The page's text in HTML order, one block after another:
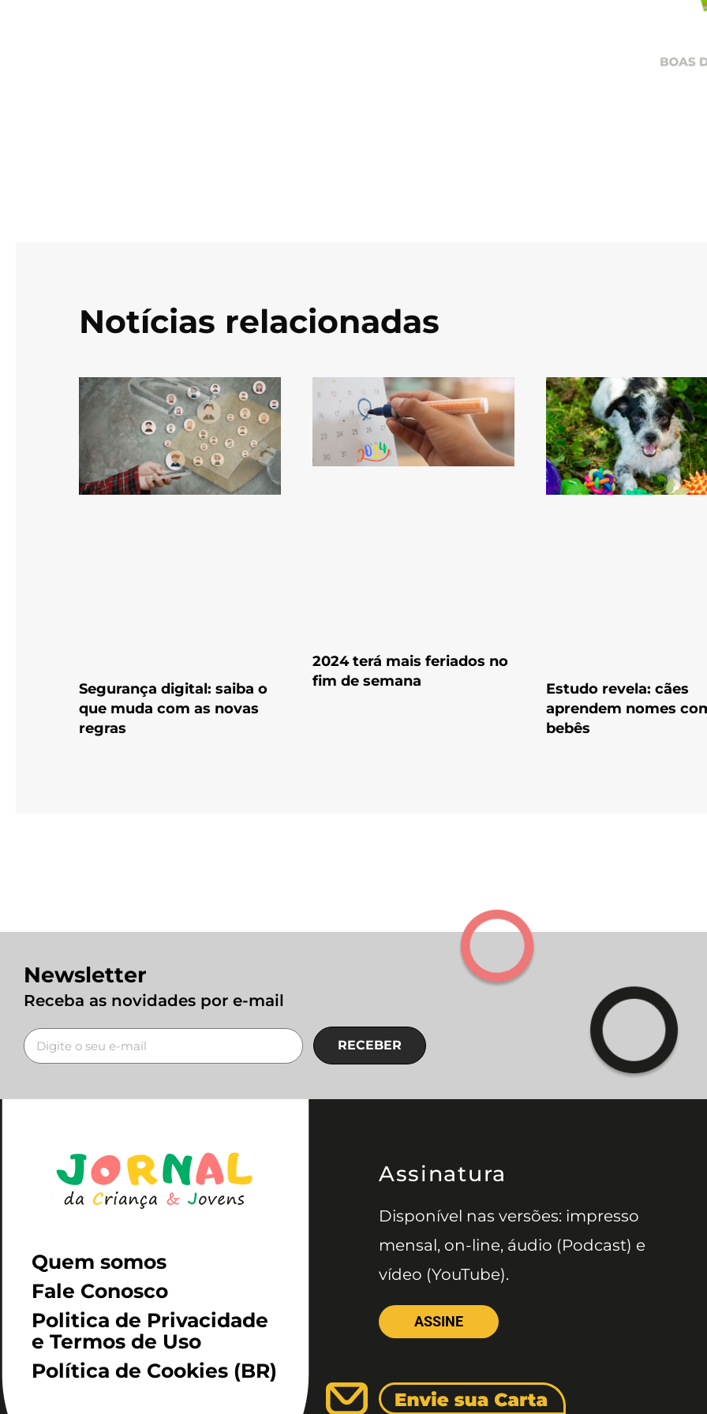
Notícias relacionadas
Segurança digital: saiba o
que muda com as novas
regras
2024 terá mais feriados no
fim de semana
Estudo revela: cães
aprendem nomes
bebês
Newsletter
Receba as novidades por e-mail
RECEBER
Quem somos
Fale Conosco
Politica de Privacidade
e Termos de Uso
Política de Cookies (BR)
Assinatura
Disponível nas versões: impresso
mensal, on-line, áudio (Podcast) e
vídeo (YouTube).
ASSINE